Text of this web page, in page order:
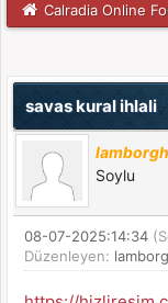
Calradia Online
savas kural ihlali
Soylu
08-07-2025:14:34
Düzenleyen: